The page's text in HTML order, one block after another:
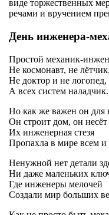
виде торжественных
речами и вручением
День инженера-
Простой механик-
Не космонавт, не лётчик,
Не доктор и не логопед,
А всех систем наладчик.
Но как же важен он для
Он строит дом, он несёт
Их инженерная стезя
Пропахла в мире всем и
Ненужной нет детали
Ни даже маленьких
Где инженеры мелочей
Создали мир больших